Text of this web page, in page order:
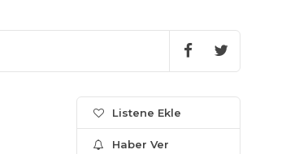
Listene Ekle
Haber Ver